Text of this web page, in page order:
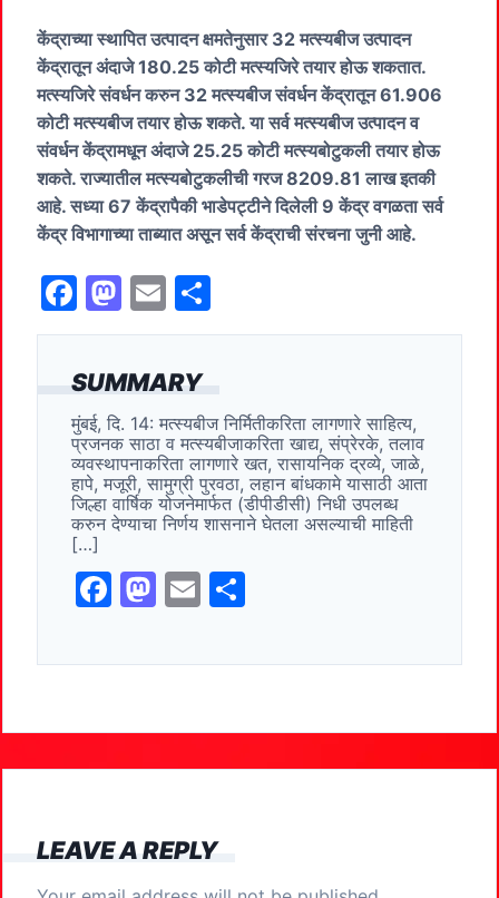
SUMMARY
मुंबई, दि. 14: मत्स्यबीज निर्मितीकरिता लागणारे साहित्य,
प्रजनक साठा व मत्स्यबीजाकरिता खाद्य, संप्रेरके, तलाव
व्यवस्थापनाकरिता लागणारे खत, रासायनिक द्रव्ये, जाळे,
हापे, मजूरी, सामुग्री पुरवठा, लहान बांधकामे यासाठी आता
जिल्हा वार्षिक योजनेमार्फत (डीपीडीसी) निधी उपलब्ध
करुन देण्याचा निर्णय शासनाने घेतला असल्याची माहिती
[…]
F
c
b
o
k
M
st
d
o
E
ai ar
केंद्राच्या स्थापित उत्पादन क्षमतेनुसार 32 मत्स्यबीज उत्पादन
केंद्रातून अंदाजे 180.25 कोटी मत्स्यजिरे तयार होऊ शकतात.
मत्स्यजिरे संवर्धन करुन 32 मत्स्यबीज संवर्धन केंद्रातून 61.906
कोटी मत्स्यबीज तयार होऊ शकते. या सर्व मत्स्यबीज उत्पादन व
संवर्धन केंद्रामधून अंदाजे 25.25 कोटी मत्स्यबोटुकली तयार होऊ
शकते. राज्यातील मत्स्यबोटुकलीची गरज 8209.81 लाख इतकी
आहे. सध्या 67 केंद्रापैकी भाडेपट्टीने दिलेली 9 केंद्र वगळता सर्व
केंद्र विभागाच्या ताब्यात असून सर्व केंद्राची संरचना जुनी आहे.
F
a
c
e
b
o
o
k
M
a
st
o
d
o
n
E
m
ai
l
h
LEAVE A REPLY